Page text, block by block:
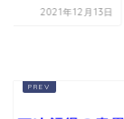
2021年12月13日